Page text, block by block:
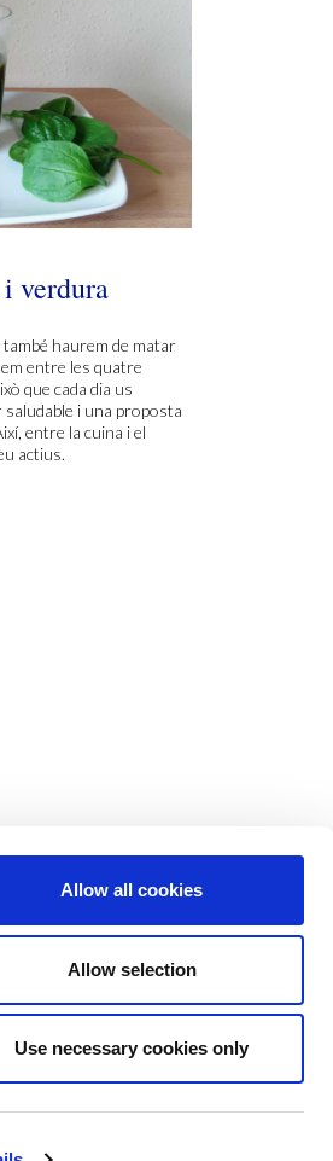
Allow all cookies
Allow selection
Use necessary cookies only
verdura
haurem de matar
entre les quatre
que cada dia us
i una proposta
entre la cuina i el
actius.